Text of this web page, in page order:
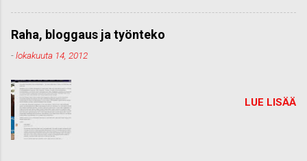
Raha, bloggaus ja työnteko
-lokakuuta 14, 2012
LUE LISÄÄ